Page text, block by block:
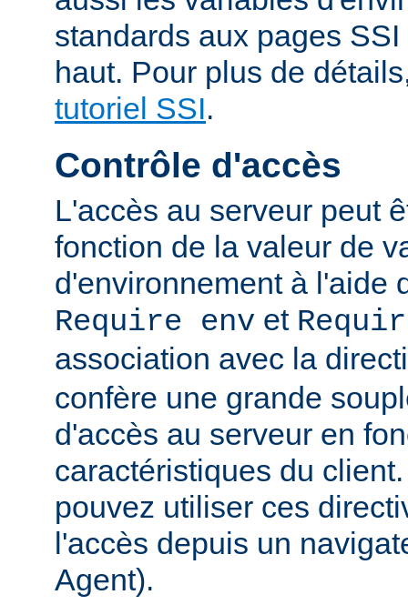
standards aux pages
haut. Pour plus de
tutoriel SSI.
Contrôle d'accès
L'accès au serveur peut
fonction de la valeur de
d'environnement à l'aide
Require env et
association avec la
confère une grande
d'accès au serveur en
caractéristiques du
pouvez utiliser ces
l'accès depuis un
Agent).